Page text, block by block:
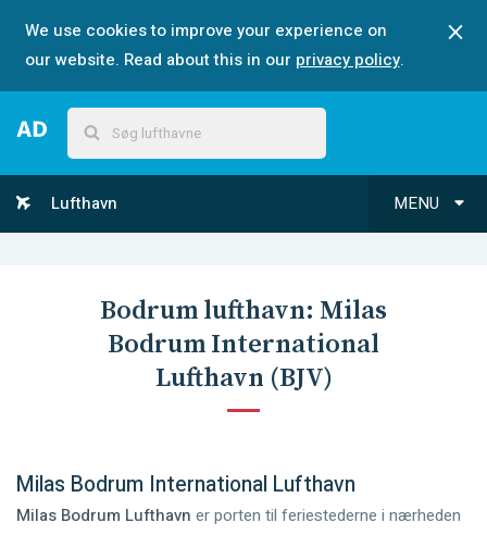
We use cookies to improve your experience on
our website. Read about this in our privacy policy.
MENU
Lufthavn
Bodrum lufthavn: Milas
Bodrum International
Lufthavn (BJV)
Milas Bodrum International Lufthavn
Milas Bodrum Lufthavn er porten til feriestederne i nærheden